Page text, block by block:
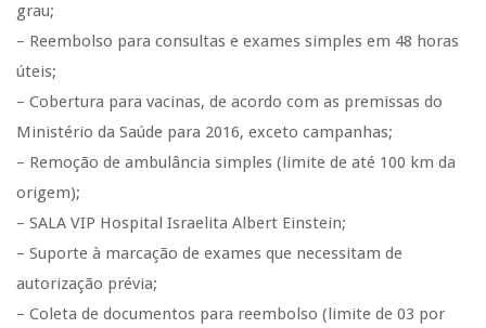
grau;
– Reembolso para consultas e exames simples em 48 horas
úteis;
– Cobertura para vacinas, de acordo com as premissas do
Ministério da Saúde para 2016, exceto campanhas;
– Remoção de ambulância simples (limite de até 100 km da
origem);
– SALA VIP Hospital Israelita Albert Einstein;
– Suporte à marcação de exames que necessitam de
autorização prévia;
– Coleta de documentos para reembolso (limite de 03 por